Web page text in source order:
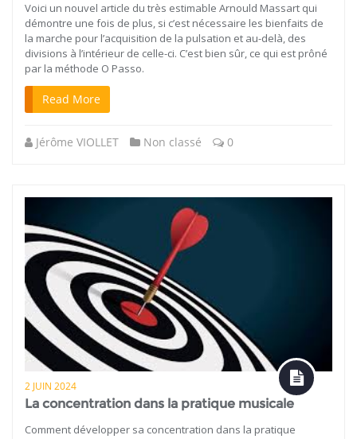
Voici un nouvel article du très estimable Arnould Massart qui
démontre une fois de plus, si c’est nécessaire les bienfaits de
la marche pour l’acquisition de la pulsation et au-delà, des
divisions à l’intérieur de celle-ci. C’est bien sûr, ce qui est prôné
par la méthode O Passo.
Read More
Jérôme VIOLLET Non classé 0
2 JUIN 2024
La concentration dans la pratique musicale
Comment développer sa concentration dans la pratique